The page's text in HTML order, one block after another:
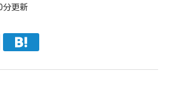
分更新